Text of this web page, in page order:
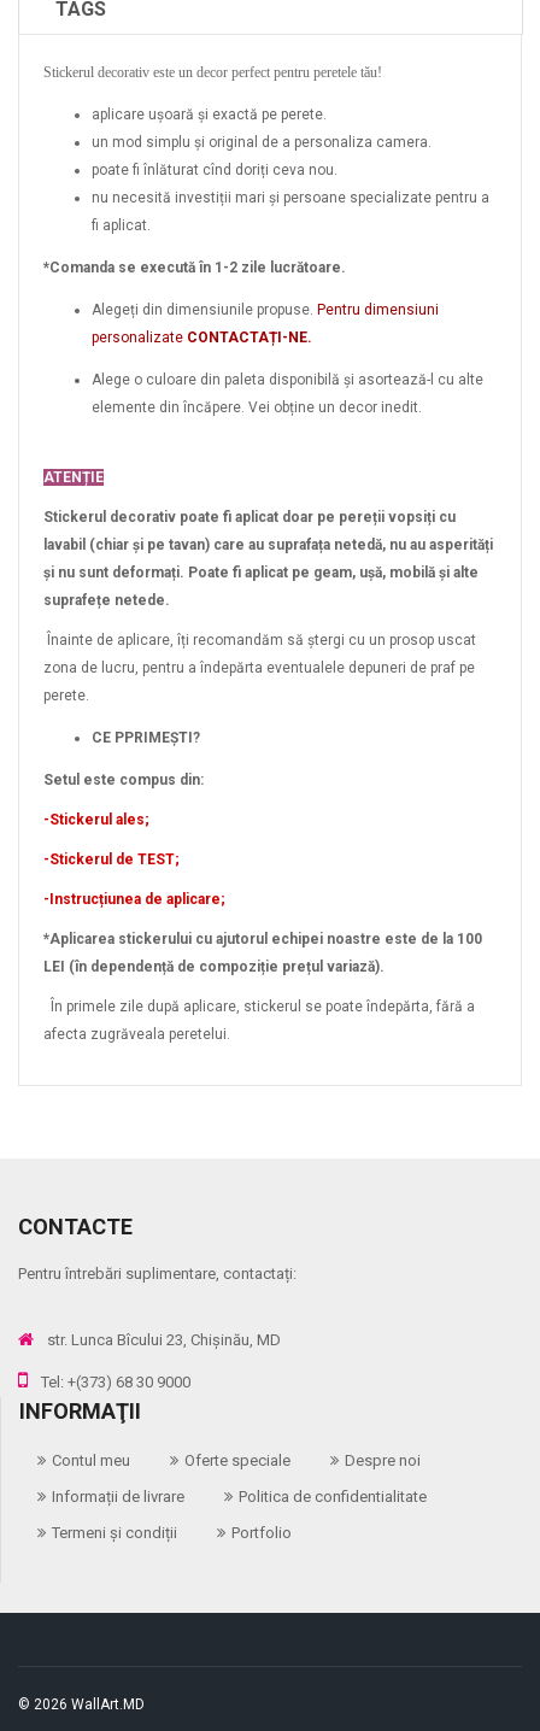
TAGS
Stickerul decorativ este un decor perfect pentru peretele tău!
aplicare ușoară și exactă pe perete.
un mod simplu și original de a personaliza camera.
poate fi înlăturat cînd doriți ceva nou.
nu necesită investiții mari și persoane specializate pentru a
fi aplicat.
*Comanda se execută în 1-2 zile lucrătoare.
Alegeți din dimensiunile propuse. Pentru dimensiuni
personalizate CONTACTAȚI-NE.
Alege o culoare din paleta disponibilă și asortează-l cu alte
elemente din încăpere. Vei obține un decor inedit.
ATENȚIE
Stickerul decorativ poate fi aplicat doar pe pereții vopsiți cu
lavabil (chiar și pe tavan) care au suprafața netedă, nu au asperități
și nu sunt deformați. Poate fi aplicat pe geam, ușă, mobilă și alte
suprafețe netede.
Înainte de aplicare, îți recomandăm să ștergi cu un prosop uscat
zona de lucru, pentru a îndepărta eventualele depuneri de praf pe
perete.
CE PPRIMEȘTI?
Setul este compus din:
-Stickerul ales;
-Stickerul de TEST;
-Instrucțiunea de aplicare;
*Aplicarea stickerului cu ajutorul echipei noastre este de la 100
LEI (în dependență de compoziție prețul variază).
În primele zile după aplicare, stickerul se poate îndepărta, fără a
afecta zugrăveala peretelui.
CONTACTE
Pentru întrebări suplimentare, contactați:
str. Lunca Bîcului 23, Chișinău, MD
Tel: +(373) 68 30 9000
INFORMAŢII
Contul meu Oferte speciale
Despre noi
Informații de livrare
Politica de confidentialitate
Termeni și condiții
Portfolio
© 2026 WallArt.MD